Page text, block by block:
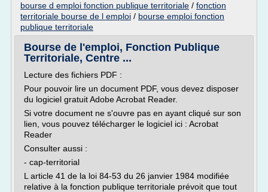
bourse d emploi fonction publique territoriale / fonction
territoriale bourse de l emploi / bourse emploi fonction
publique territoriale
Bourse de l'emploi, Fonction Publique
Territoriale, Centre ...
Lecture des fichiers PDF :
Pour pouvoir lire un document PDF, vous devez disposer
du logiciel gratuit Adobe Acrobat Reader.
Si votre document ne s'ouvre pas en ayant cliqué sur son
lien, vous pouvez télécharger le logiciel ici : Acrobat
Reader
Consulter aussi :
- cap-territorial
L article 41 de la loi 84-53 du 26 janvier 1984 modifiée
relative à la fonction publique territoriale prévoit que tout